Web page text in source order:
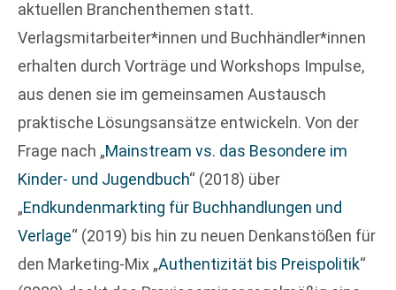
aktuellen Branchenthemen statt.
Verlagsmitarbeiter*innen und Buchhändler*innen
erhalten durch Vorträge und Workshops Impulse,
aus denen sie im gemeinsamen Austausch
praktische Lösungsansätze entwickeln. Von der
Frage nach „Mainstream vs. das Besondere im
Kinder- und Jugendbuch“ (2018) über
„Endkundenmarkting für Buchhandlungen und
Verlage“ (2019) bis hin zu neuen Denkanstößen für
den Marketing-Mix „Authentizität bis Preispolitik“